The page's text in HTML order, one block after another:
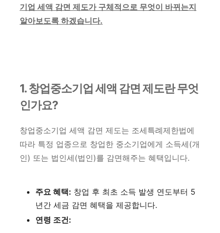
기업 세액 감면 제도가 구체적으로 무엇이 바뀌는지
알아보도록 하겠습니다.
1. 창업중소기업 세액 감면 제도란 무엇
인가요?
창업중소기업 세액 감면 제도는 조세특례제한법에
따라 특정 업종으로 창업한 중소기업에게 소득세(개
인) 또는 법인세(법인)를 감면해주는 혜택입니다.
주요 혜택: 창업 후 최초 소득 발생 연도부터 5
년간 세금 감면 혜택을 제공합니다.
연령 조건: